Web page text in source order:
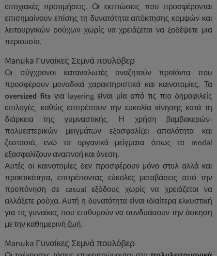
εποχιακές προτιμήσεις. Οι εκπτώσεις που προσφέρονται
επισημαίνουν επίσης τη δυνατότητα απόκτησης κομψών και
λειτουργικών ρούχων χωρίς να χρειάζεται να ξοδέψετε μια
περιουσία.
Manuka Γυναίκες Σεμνά πουλόβερ
Οι σύγχρονοι καταναλωτές αναζητούν προϊόντα που
προσφέρουν μοναδικά χαρακτηριστικά και καινοτομίες. Τα
oversized fits για layering είναι μία από τις πιο δημοφιλείς
επιλογές, καθώς επιτρέπουν την ευκολία κίνησης κατά τη
διάρκεια της γυμναστικής. Η χρήση βαμβακερών-
πολυεστερικών μειγμάτων εξασφαλίζει απαλότητα και
ζεστασιά, ενώ τα οργανικά μείγματα όπως το modal
εξασφαλίζουν αναπνοή και άνεση.
Αυτές οι καινοτομίες δεν προσφέρουν μόνο στυλ αλλά και
πρακτικότητα, επιτρέποντας εύκολες μεταβάσεις από την
προπόνηση σε casual εξόδους χωρίς να χρειάζεται να
αλλάξετε ρούχα. Αυτή η δυνατότητα είναι ιδιαίτερα ελκυστική
για τις γυναίκες που επιθυμούν να συνδυάσουν την άσκηση
με την καθημερινή ζωή.
Manuka Γυναίκες Σεμνά πουλόβερ